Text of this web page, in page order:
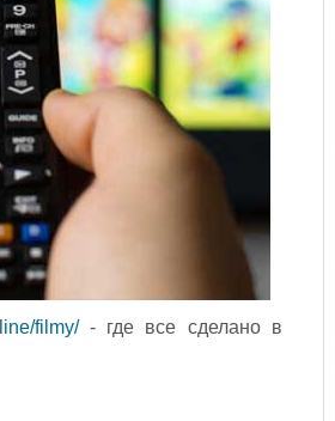
filmy/- где все сделано в